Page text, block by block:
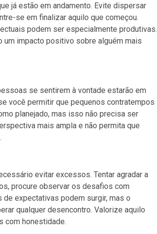
já estão em andamento. Evite dispersar
se em finalizar aquilo que começou.
podem ser especialmente produtivas.
um impacto positivo sobre alguém mais
se sentirem à vontade estarão em
você permitir que pequenos contratempos
planejado, mas isso não precisa ser
mais ampla e não permita que
evitar excessos. Tentar agradar a
procure observar os desafios com
expectativas podem surgir, mas o
qualquer desencontro. Valorize aquilo
com honestidade.